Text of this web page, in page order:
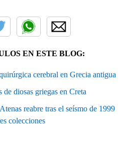
EN ESTE BLOG:
cerebral en Grecia antigua
de diosas griegas en Creta
reabre tras el seísmo de 1999
colecciones